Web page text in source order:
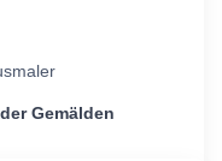
Gemälden